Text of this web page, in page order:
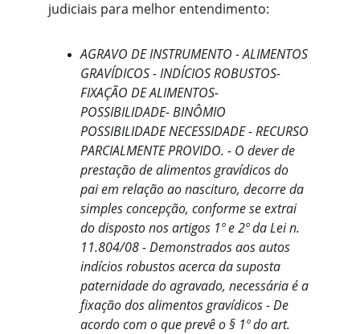
judiciais para melhor entendimento:
AGRAVO DE INSTRUMENTO - ALIMENTOS
GRAVÍDICOS - INDÍCIOS ROBUSTOS-
FIXAÇÃO DE ALIMENTOS-
POSSIBILIDADE- BINÔMIO
POSSIBILIDADE NECESSIDADE - RECURSO
PARCIALMENTE PROVIDO. - O dever de
prestação de alimentos gravídicos do
pai em relação ao nascituro, decorre da
simples concepção, conforme se extrai
do disposto nos artigos 1º e 2º da Lei n.
11.804/08 - Demonstrados aos autos
indícios robustos acerca da suposta
paternidade do agravado, necessária é a
fixação dos alimentos gravídicos - De
acordo com o que prevê o § 1º do art.